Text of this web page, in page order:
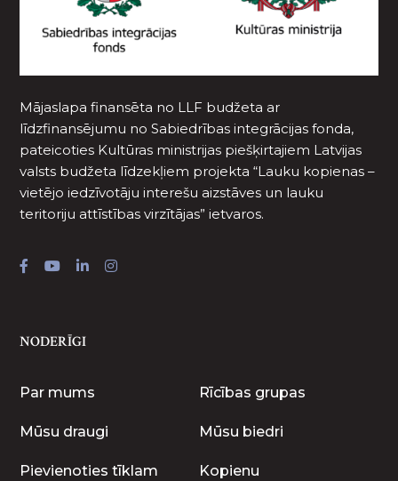
Mājaslapa finansēta no LLF budžeta ar
līdzfinansējumu no Sabiedrības integrācijas fonda,
pateicoties Kultūras ministrijas piešķirtajiem Latvijas
valsts budžeta līdzekļiem projekta “Lauku kopienas –
vietējo iedzīvotāju interešu aizstāves un lauku
teritoriju attīstības virzītājas” ietvaros.
NODERĪGI
Par mums Rīcības grupas
Mūsu draugi Mūsu biedri
Pievienoties tīklam
Kopienu